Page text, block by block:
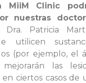
MiiM Clinic
nuestras
Patricia
utilicen
(por ejemplo, el
las
en ciertos casos de